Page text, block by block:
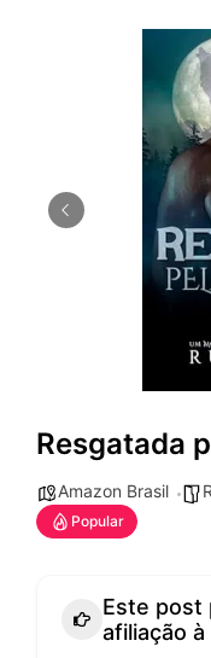
Resgatada
Amazon Brasil
Popular
Este post
afiliação